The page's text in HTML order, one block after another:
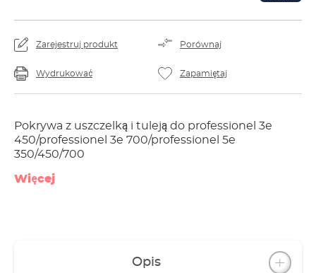
Zarejestruj produkt Porównaj
Wydrukować Zapamiętaj
Pokrywa z uszczelką i tuleją do professionel 3e
450/professionel 3e 700/professionel 5e
350/450/700
Więcej
Opis